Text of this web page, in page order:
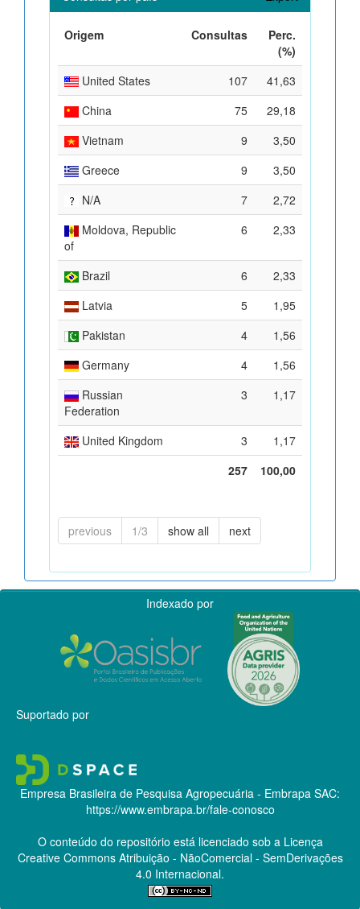
Origem Consultas
Perc.
(%)
United States
107
41,63
China
75
29,18
Vietnam
9
3,50
Greece
9
3,50
N/A
7
2,72
Moldova, Republic
of
6 2,33
Brazil 6
2,33
Latvia
5
1,95
Pakistan
4
1,56
Germany
4
1,56
Russian
Federation
3 1,17
United Kingdom 3
1,17
257
100,00
previous 1/3 show all next
Indexado por
Suportado por
Empresa Brasileira de Pesquisa Agropecuária - Embrapa SAC:
https://www.embrapa.br/fale-conosco
O conteúdo do repositório está licenciado sob a Licença
Creative CommonsAtribuição - NãoComercial - SemDerivações
4.0 Internacional.